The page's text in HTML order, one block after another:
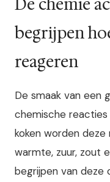
De chemie
begrijpen
reageren
De smaak van een
chemische
koken worden
warmte, zuur, zout
begrijpen van deze